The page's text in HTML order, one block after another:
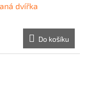
dvířka
Do košíku